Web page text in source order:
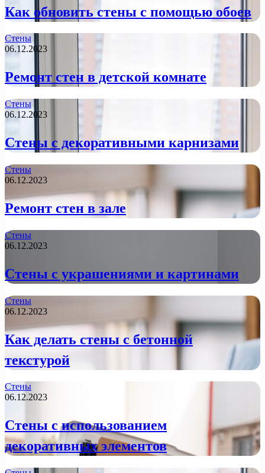
Как обновить стены с помощью обоев
Стены
06.12.2023
Ремонт стен в детской комнате
Стены
06.12.2023
Стены с декоративными карнизами
Стены
06.12.2023
Ремонт стен в зале
Стены
06.12.2023
Стены с украшениями и картинами
Стены
06.12.2023
Как делать стены с бетонной
текстурой
Стены
06.12.2023
Стены с использованием
декоративных элементов